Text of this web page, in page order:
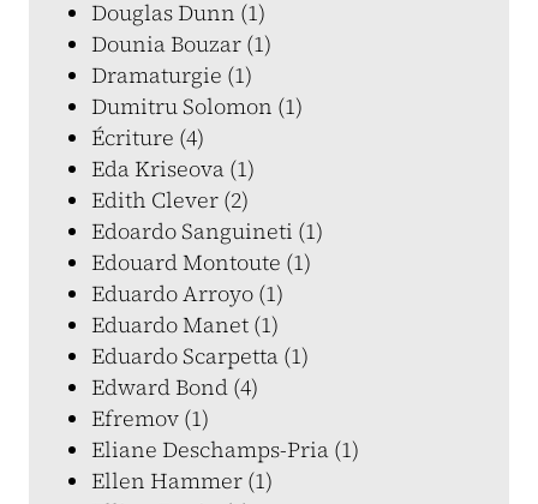
Douglas Dunn (1)
Dounia Bouzar (1)
Dramaturgie (1)
Dumitru Solomon (1)
Écriture (4)
Eda Kriseova (1)
Edith Clever (2)
Edoardo Sanguineti (1)
Edouard Montoute (1)
Eduardo Arroyo (1)
Eduardo Manet (1)
Eduardo Scarpetta (1)
Edward Bond (4)
Efremov (1)
Eliane Deschamps-Pria (1)
Ellen Hammer (1)